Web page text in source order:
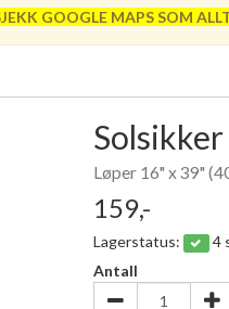
GOOGLE MAPS SOM
Solsikker
Løper 16" x 39"
159,-
Lagerstatus:
4
Antall